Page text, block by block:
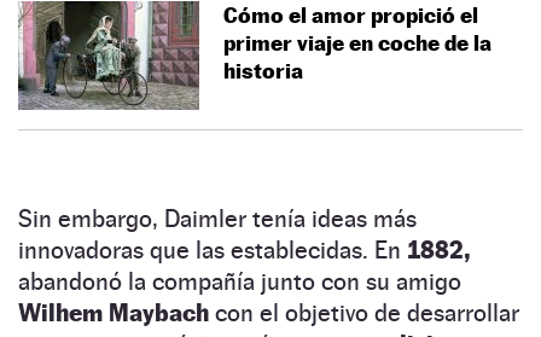
Cómo el amor propició el
primer viaje en coche de la
historia
Sin embargo, Daimler tenía ideas más
innovadoras que las establecidas. En 1882,
abandonó la compañía junto con su amigo
Wilhem Maybach con el objetivo de desarrollar